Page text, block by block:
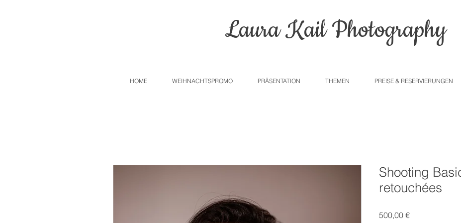
Laura Kail Photography
HOME WEIHNACHTSPROMO PRÄSENTATION THEMEN PREISE & RESERVIERUNGEN
Shooting
retouchées
500,00 €Preis